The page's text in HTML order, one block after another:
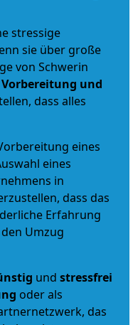
stressige
sie über große
von Schwerin
Vorbereitung und
dass alles
eines
eines
in
dass das
Erfahrung
Umzug
und stressfrei
oder als
das